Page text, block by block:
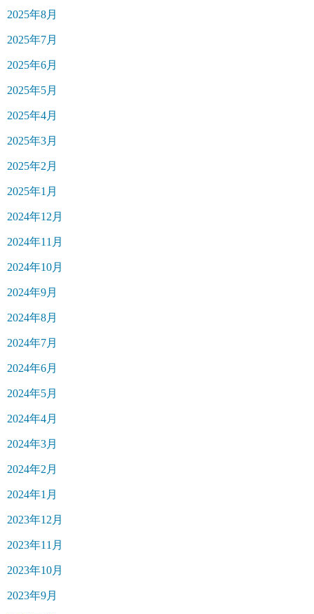
2025年8月
2025年7月
2025年6月
2025年5月
2025年4月
2025年3月
2025年2月
2025年1月
2024年12月
2024年11月
2024年10月
2024年9月
2024年8月
2024年7月
2024年6月
2024年5月
2024年4月
2024年3月
2024年2月
2024年1月
2023年12月
2023年11月
2023年10月
2023年9月